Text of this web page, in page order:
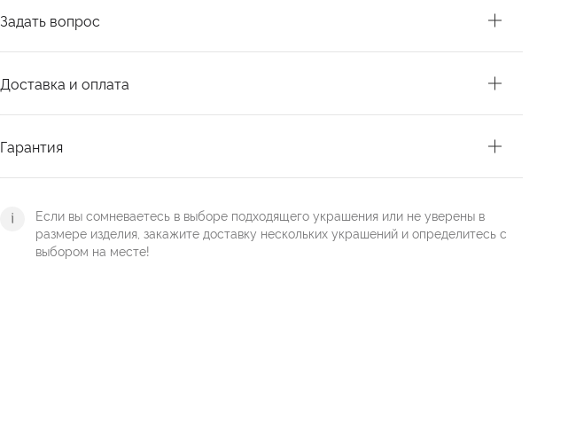
Задать вопрос
Доставка и оплата
Гарантия
Если вы сомневаетесь в выборе подходящего украшения или не уверены в
размере изделия, закажите доставку нескольких украшений и определитесь с
выбором на месте!